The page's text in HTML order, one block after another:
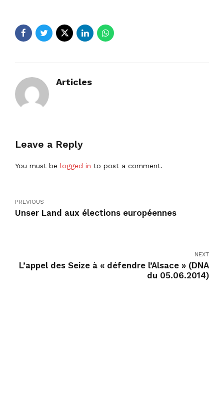
Articles
Leave a Reply
You must be logged in to post a comment.
PREVIOUS
Unser Land aux élections européennes
NEXT
L’appel des Seize à « défendre l’Alsace » (DNA
du 05.06.2014)